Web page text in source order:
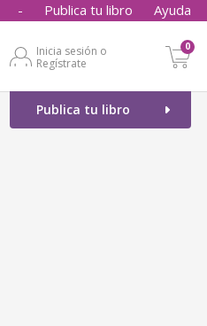
- Publica tu libro Ayuda
Inicia sesión o
Regístrate
0
Publica tu libro